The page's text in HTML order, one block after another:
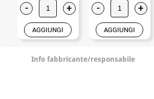
- +
AGGIUNGI
- +
AGGIUNGI
Info fabbricante/responsabile